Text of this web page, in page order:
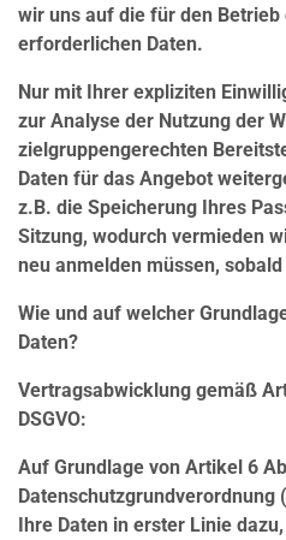
wir uns auf die für den
erforderlichen Daten.
Nur mit Ihrer expliziten
zur Analyse der Nutzung der
zielgruppengerechten
Daten für das Angebot
z.B. die Speicherung Ihres
Sitzung, wodurch vermieden
neu anmelden müssen,
Wie und auf welcher
Daten?
Vertragsabwicklung gemäß
DSGVO:
Auf Grundlage von Artikel 6
Datenschutzgrundverordnung
Ihre Daten in erster Linie